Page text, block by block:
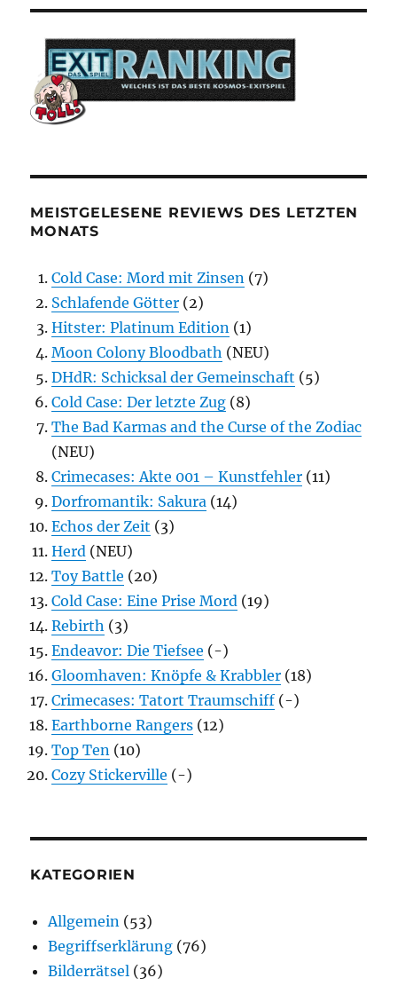
MEISTGELESENE REVIEWS DES LETZTEN
MONATS
Cold Case: Mord mit Zinsen (7)
Schlafende Götter (2)
Hitster: Platinum Edition (1)
Moon Colony Bloodbath (NEU)
DHdR: Schicksal der Gemeinschaft (5)
Cold Case: Der letzte Zug (8)
The Bad Karmas and the Curse of the Zodiac
(NEU)
Crimecases: Akte 001 – Kunstfehler (11)
Dorfromantik: Sakura (14)
Echos der Zeit (3)
Herd (NEU)
Toy Battle (20)
Cold Case: Eine Prise Mord (19)
Rebirth (3)
Endeavor: Die Tiefsee (-)
Gloomhaven: Knöpfe & Krabbler (18)
Crimecases: Tatort Traumschiff (-)
Earthborne Rangers (12)
Top Ten (10)
Cozy Stickerville (-)
KATEGORIEN
Allgemein (53)
Begriffserklärung (76)
Bilderrätsel (36)